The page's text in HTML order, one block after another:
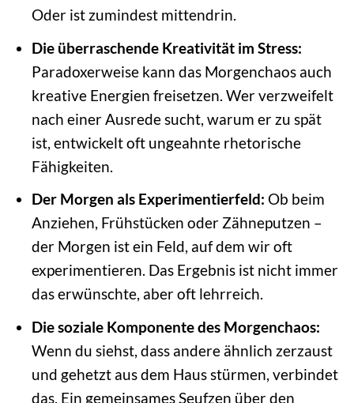
Oder ist zumindest mittendrin.
Die überraschende Kreativität im Stress:
Paradoxerweise kann das Morgenchaos auch
kreative Energien freisetzen. Wer verzweifelt
nach einer Ausrede sucht, warum er zu spät
ist, entwickelt oft ungeahnte rhetorische
Fähigkeiten.
Der Morgen als Experimentierfeld: Ob beim
Anziehen, Frühstücken oder Zähneputzen –
der Morgen ist ein Feld, auf dem wir oft
experimentieren. Das Ergebnis ist nicht immer
das erwünschte, aber oft lehrreich.
Die soziale Komponente des Morgenchaos:
Wenn du siehst, dass andere ähnlich zerzaust
und gehetzt aus dem Haus stürmen, verbindet
das. Ein gemeinsames Seufzen über den